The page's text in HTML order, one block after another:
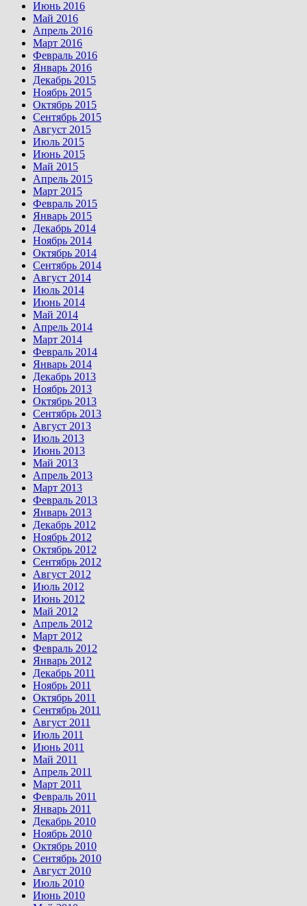
Июнь 2016
Май 2016
Апрель 2016
Март 2016
Февраль 2016
Январь 2016
Декабрь 2015
Ноябрь 2015
Октябрь 2015
Сентябрь 2015
Август 2015
Июль 2015
Июнь 2015
Май 2015
Апрель 2015
Март 2015
Февраль 2015
Январь 2015
Декабрь 2014
Ноябрь 2014
Октябрь 2014
Сентябрь 2014
Август 2014
Июль 2014
Июнь 2014
Май 2014
Апрель 2014
Март 2014
Февраль 2014
Январь 2014
Декабрь 2013
Ноябрь 2013
Октябрь 2013
Сентябрь 2013
Август 2013
Июль 2013
Июнь 2013
Май 2013
Апрель 2013
Март 2013
Февраль 2013
Январь 2013
Декабрь 2012
Ноябрь 2012
Октябрь 2012
Сентябрь 2012
Август 2012
Июль 2012
Июнь 2012
Май 2012
Апрель 2012
Март 2012
Февраль 2012
Январь 2012
Декабрь 2011
Ноябрь 2011
Октябрь 2011
Сентябрь 2011
Август 2011
Июль 2011
Июнь 2011
Май 2011
Апрель 2011
Март 2011
Февраль 2011
Январь 2011
Декабрь 2010
Ноябрь 2010
Октябрь 2010
Сентябрь 2010
Август 2010
Июль 2010
Июнь 2010